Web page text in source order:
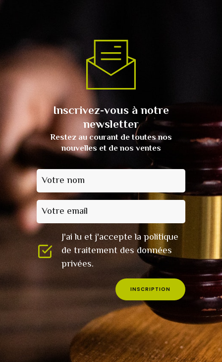
Inscrivez-vous à notre
newsletter
Restez au courant de toutes nos
nouvelles et de nos ventes
Votre nom
Votre email
J'ai lu et j'accepte la politique
de traitement des données
privées.
INSCRIPTION